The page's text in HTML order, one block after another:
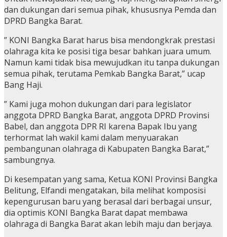
dan dukungan dari semua pihak, khususnya Pemda dan
DPRD Bangka Barat.
” KONI Bangka Barat harus bisa mendongkrak prestasi
olahraga kita ke posisi tiga besar bahkan juara umum.
Namun kami tidak bisa mewujudkan itu tanpa dukungan
semua pihak, terutama Pemkab Bangka Barat,” ucap
Bang Haji.
” Kami juga mohon dukungan dari para legislator
anggota DPRD Bangka Barat, anggota DPRD Provinsi
Babel, dan anggota DPR RI karena Bapak Ibu yang
terhormat lah wakil kami dalam menyuarakan
pembangunan olahraga di Kabupaten Bangka Barat,”
sambungnya.
Di kesempatan yang sama, Ketua KONI Provinsi Bangka
Belitung, Elfandi mengatakan, bila melihat komposisi
kepengurusan baru yang berasal dari berbagai unsur,
dia optimis KONI Bangka Barat dapat membawa
olahraga di Bangka Barat akan lebih maju dan berjaya.